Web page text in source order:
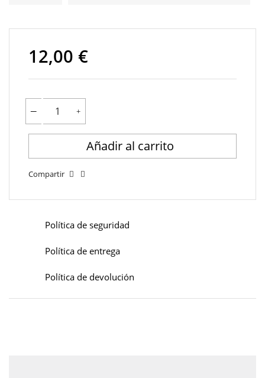
12,00 €
Añadir al carrito
Compartir
Política de seguridad
Política de entrega
Política de devolución